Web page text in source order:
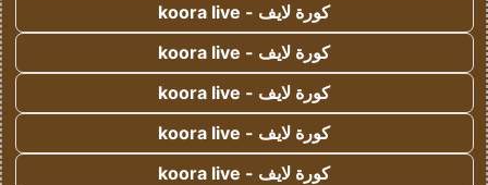
كورة لايف - koora live
كورة لايف - koora live
كورة لايف - koora live
كورة لايف - koora live
كورة لايف - koora live